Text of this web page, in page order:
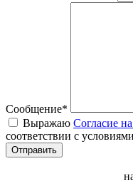
Сообщение*
Выражаю Согласие
соответствии с условиями
Отправить